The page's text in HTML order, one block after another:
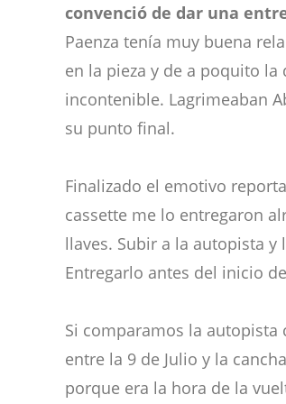
convenció de dar una
Paenza tenía muy buena
en la pieza y de a poquito
incontenible. Lagrimeaban
su punto final.
Finalizado el emotivo
cassette me lo entregaron
llaves. Subir a la autopista
Entregarlo antes del inicio
Si comparamos la autopista
entre la 9 de Julio y la
porque era la hora de la